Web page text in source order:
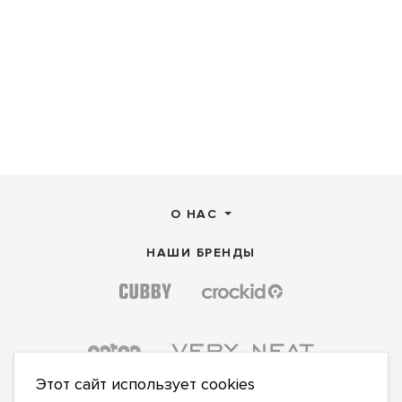
О НАС
НАШИ БРЕНДЫ
Этот сайт использует cookies